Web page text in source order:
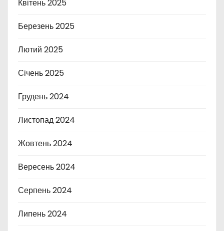
Квітень 2025
Березень 2025
Лютий 2025
Січень 2025
Грудень 2024
Листопад 2024
Жовтень 2024
Вересень 2024
Серпень 2024
Липень 2024